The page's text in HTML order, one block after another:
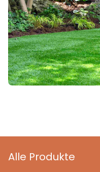
Alle Produkte